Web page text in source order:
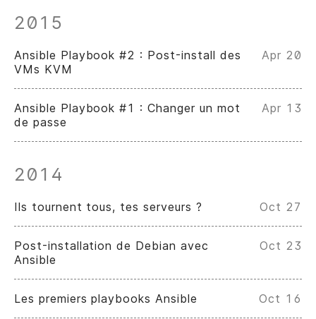
2015
Ansible Playbook #2 : Post-install des
VMs KVM
Apr 20
Ansible Playbook #1 : Changer un mot
de passe
Apr 13
2014
Ils tournent tous, tes serveurs ? Oct 27
Post-installation de Debian avec
Ansible
Oct 23
Les premiers playbooks Ansible Oct 16